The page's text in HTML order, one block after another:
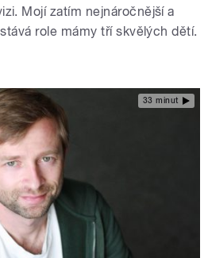
Mojí zatím nejnáročnější a
role mámy tří skvělých dětí.
33 minut